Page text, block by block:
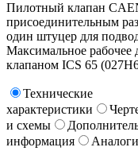
Пилотный клапан
присоединительным
один штуцер для
Максимальное рабочее
клапаном ICS 65
Технические
характеристики
и схемы
информация
Аналоги